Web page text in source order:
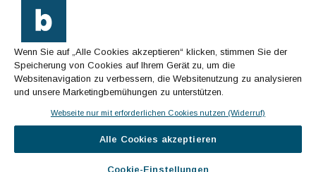
© Cachalot Media House GmbH - Alle Rechte
Kontakt
Impressum
Datenschutz
Wenn Sie auf „Alle Cookies akzeptieren“ klicken, stimmen Sie der
Speicherung von Cookies auf Ihrem Gerät zu, um die
Websitenavigation zu verbessern, die Websitenutzung zu analysieren
und unsere Marketingbemühungen zu unterstützen.
Webseite nur mit erforderlichen Cookies nutzen (Widerruf)
Alle Cookies akzeptieren
Cookie-Einstellungen